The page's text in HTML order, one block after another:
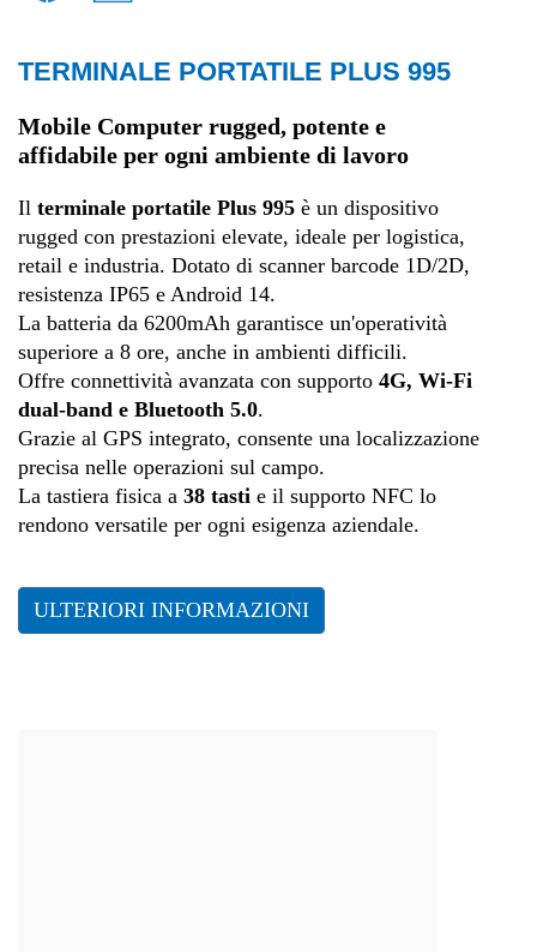
Produzione
TERMINALE PORTATILE PLUS 995
Mobile Computer rugged, potente e
affidabile per ogni ambiente di lavoro
Il terminale portatile Plus 995 è un dispositivo
rugged con prestazioni elevate, ideale per logistica,
retail e industria. Dotato di scanner barcode 1D/2D,
resistenza IP65 e Android 14.
La batteria da 6200mAh garantisce un'operatività
superiore a 8 ore, anche in ambienti difficili.
Offre connettività avanzata con supporto 4G, Wi-Fi
dual-band e Bluetooth 5.0.
Grazie al GPS integrato, consente una localizzazione
precisa nelle operazioni sul campo.
La tastiera fisica a 38 tasti e il supporto NFC lo
rendono versatile per ogni esigenza aziendale.
ULTERIORI INFORMAZIONI